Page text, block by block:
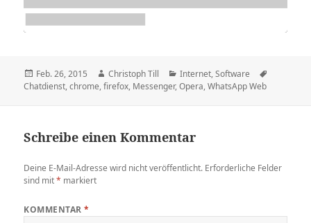
Veröffentlicht
am
Feb. 26, 2015 Autor
Christoph Till Kategorien
Internet,Software
Chatdienst,chrome,firefox, Messenger,Opera,WhatsApp Web
Schreibe einen Kommentar
Deine E-Mail-Adresse wird nicht veröffentlicht. Erforderliche Felder
sind mit* markiert
KOMMENTAR*